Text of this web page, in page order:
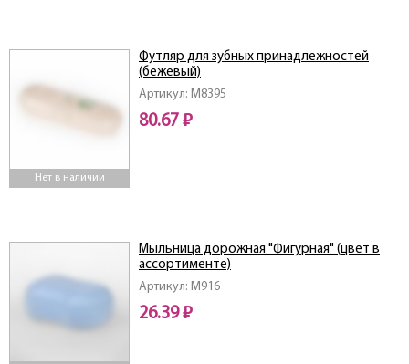
Нет в наличии
Артикул: M8395
Футляр для зубных принадлежностей
(бежевый)
80.67 ₽
Артикул: M916
Мыльница дорожная "Фигурная" (цвет в
ассортименте)
26.39 ₽